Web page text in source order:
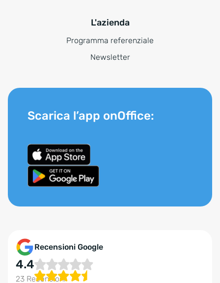
L'azienda
Programma referenziale
Newsletter
Recensioni Google
4.4
23 Recensioni
Scarica l’app onOffice: